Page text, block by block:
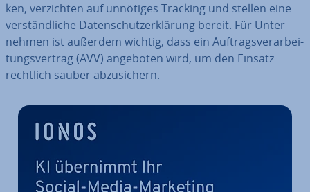
ken, ver­zich­ten auf unnötiges Tracking und stellen eine
ver­ständ­li­che Da­ten­schutz­er­klä­rung bereit. Für Un­ter­
neh­men ist außerdem wichtig, dass ein Auf­trags­ver­ar­bei­
tungs­ver­trag (AVV) angeboten wird, um den Einsatz
rechtlich sauber ab­zu­si­chern.